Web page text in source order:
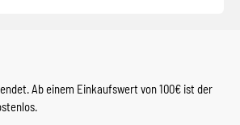
Ab einem Einkaufswert von 100€ ist der